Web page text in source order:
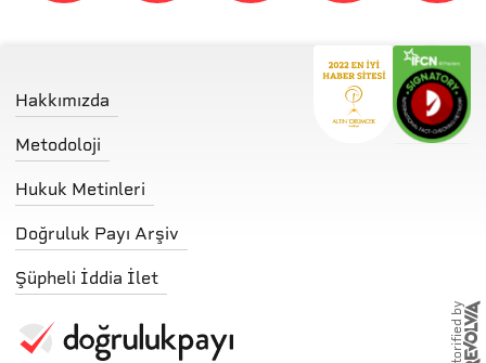
Hakkımızda
Metodoloji
Hukuk Metinleri
Doğruluk Payı Arşiv
Şüpheli İddia İlet
storified by